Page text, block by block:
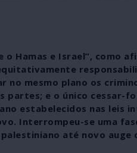
Hamas e Israel”, como
mesmo plano os
partes; e o único cessar-
estabelecidos nas leis
Interrompeu-se uma
até novo auge